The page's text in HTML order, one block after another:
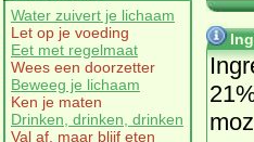
Water zuivert je lichaam
Let op je voeding
Eet met regelmaat
Wees een doorzetter
Beweeg je lichaam
Ken je maten
Drinken, drinken, drinken
Val af, maar blijf eten